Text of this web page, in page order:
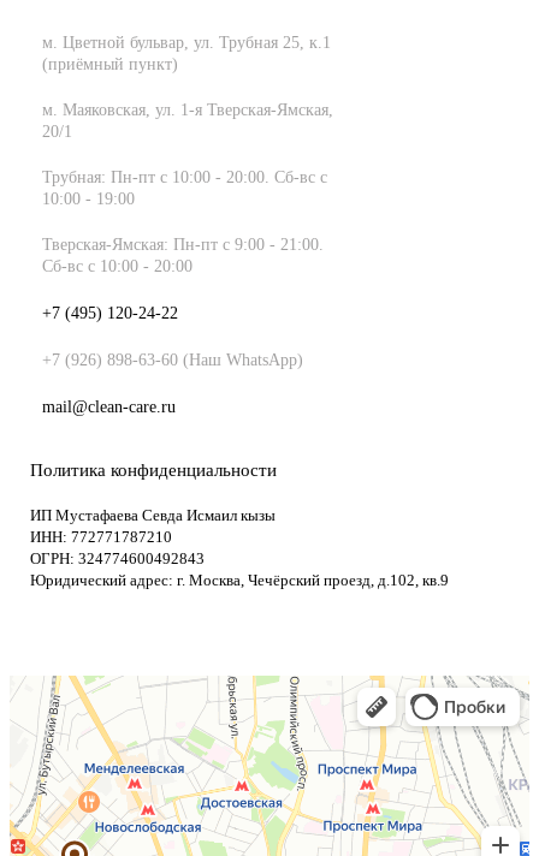
м. Цветной бульвар, ул. Трубная 25, к.1
(приёмный пункт)
м. Маяковская, ул. 1-я Тверская-Ямская,
20/1
Трубная: Пн-пт c 10:00 - 20:00. Сб-вс с
10:00 - 19:00
Тверская-Ямская: Пн-пт c 9:00 - 21:00.
Сб-вс с 10:00 - 20:00
+7 (495) 120-24-22
+7 (926) 898-63-60 (Наш WhatsApp)
mail@clean-care.ru
Политика конфиденциальности
ИП Мустафаева Севда Исмаил кызы
ИНН: 772771787210
ОГРН: 324774600492843
Юридический адрес: г. Москва, Чечёрский проезд, д.102, кв.9